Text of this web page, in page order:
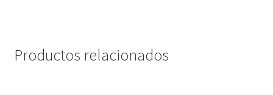
Productos relacionados